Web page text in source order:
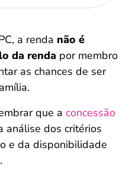
a renda não é
da renda por membro
as chances de ser
que a concessão
análise dos critérios
e da disponibilidade